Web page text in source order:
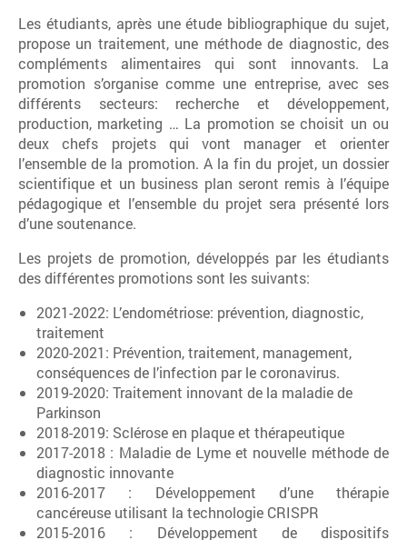
Les étudiants, après une étude bibliographique du sujet,
propose un traitement, une méthode de diagnostic, des
compléments alimentaires qui sont innovants. La
promotion s’organise comme une entreprise, avec ses
différents secteurs: recherche et développement,
production, marketing … La promotion se choisit un ou
deux chefs projets qui vont manager et orienter
l’ensemble de la promotion. A la fin du projet, un dossier
scientifique et un business plan seront remis à l’équipe
pédagogique et l’ensemble du projet sera présenté lors
d’une soutenance.
Les projets de promotion, développés par les étudiants
des différentes promotions sont les suivants:
2021-2022: L’endométriose: prévention, diagnostic,
traitement
2020-2021: Prévention, traitement, management,
conséquences de l’infection par le coronavirus.
2019-2020: Traitement innovant de la maladie de
Parkinson
2018-2019: Sclérose en plaque et thérapeutique
2017-2018 : Maladie de Lyme et nouvelle méthode de
diagnostic innovante
2016-2017 : Développement d’une thérapie
cancéreuse utilisant la technologie CRISPR
2015-2016 : Développement de dispositifs